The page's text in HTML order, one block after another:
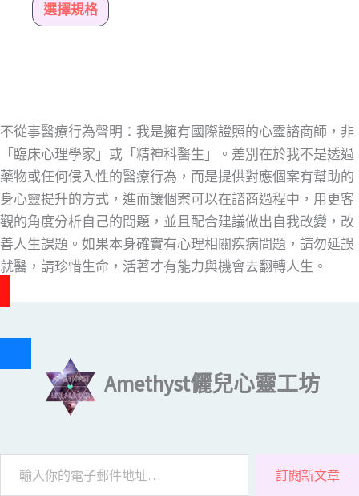
選擇規格
不從事醫療行為聲明：我是擁有國際證照的心靈諮商師，非
「臨床心理學家」或「精神科醫生」。差別在於我不是透過
藥物或任何侵入性的醫療行為，而是提供對應個案有幫助的
身心靈提升的方式，進而讓個案可以在諮商過程中，用更客
觀的角度分析自己的問題，並且配合建議做出自我改變，改
善人生課題。如果本身確實有心理相關疾病問題，請勿延誤
就醫，請珍惜生命，活著才有能力與機會去翻轉人生。
Amethyst儷兒心靈工坊
訂閱新文章